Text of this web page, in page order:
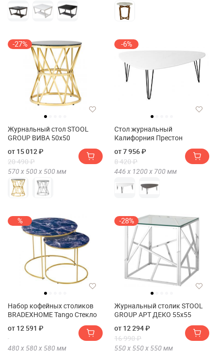
-27%
Журнальный стол STOOL
GROUP ВИВА 50х50
от 15 012 ₽
20 490 ₽
570 х 500 х 500 мм
-6%
Стол журнальный
Калифорния Престон
от 7 956 ₽
8 420 ₽
446 х 1200 х 700 мм
%
Набор кофейных столиков
BRADEXHOME Tango Стекло
от 12 591 ₽
480 х 580 х 580 мм
-28%
Журнальный столик STOOL
GROUP АРТ ДЕКО 55х55
от 12 294 ₽
16 990 ₽
550 х 550 х 550 мм